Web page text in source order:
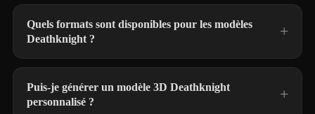
Quels formats sont disponibles pour les modèles
Deathknight ?
Puis-je générer un modèle 3D Deathknight
personnalisé ?